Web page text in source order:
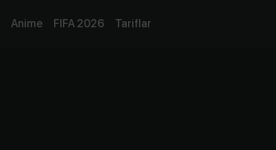
Anime FIFA 2026 Tariflar